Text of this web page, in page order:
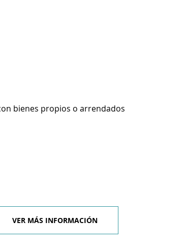
bienes propios o arrendados
VER MÁS INFORMACIÓN